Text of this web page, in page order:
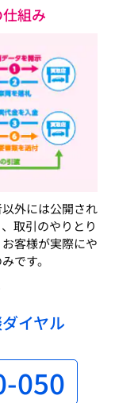
組み
外には公開され
取引のやりとり
客様が実際にや
です。
イヤル
050